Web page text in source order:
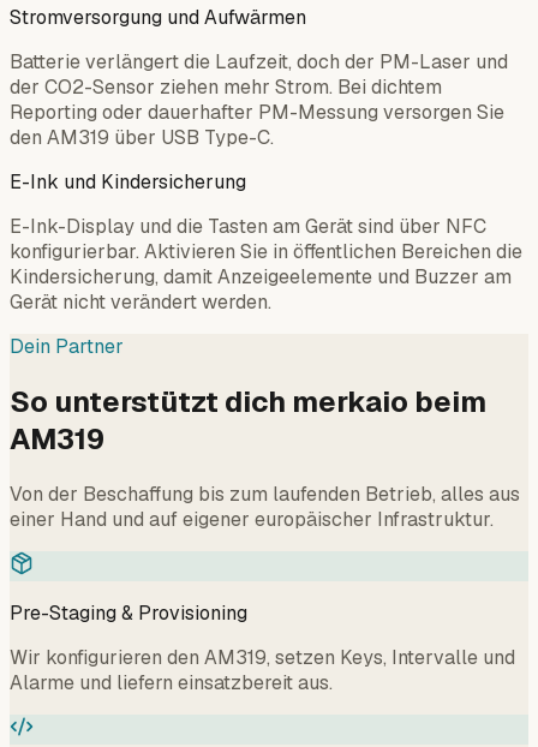
Stromversorgung und Aufwärmen
Batterie verlängert die Laufzeit, doch der PM-Laser und
der CO2-Sensor ziehen mehr Strom. Bei dichtem
Reporting oder dauerhafter PM-Messung versorgen Sie
den AM319 über USB Type-C.
E-Ink und Kindersicherung
E-Ink-Display und die Tasten am Gerät sind über NFC
konfigurierbar. Aktivieren Sie in öffentlichen Bereichen die
Kindersicherung, damit Anzeigeelemente und Buzzer am
Gerät nicht verändert werden.
Dein Partner
So unterstützt dich merkaio beim
AM319
Von der Beschaffung bis zum laufenden Betrieb, alles aus
einer Hand und auf eigener europäischer Infrastruktur.
Pre-Staging & Provisioning
Wir konfigurieren den AM319, setzen Keys, Intervalle und
Alarme und liefern einsatzbereit aus.